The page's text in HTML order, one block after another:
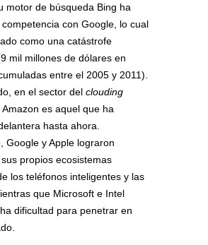
motor de búsqueda Bing ha
con Google, lo cual
como una catástrofe
mil millones de dólares en
entre el 2005 y 2011).
en el sector del clouding
, Amazon es aquel que ha
hasta ahora.
Google y Apple lograron
propios ecosistemas
los teléfonos inteligentes y las
que Microsoft e Intel
dificultad para penetrar en